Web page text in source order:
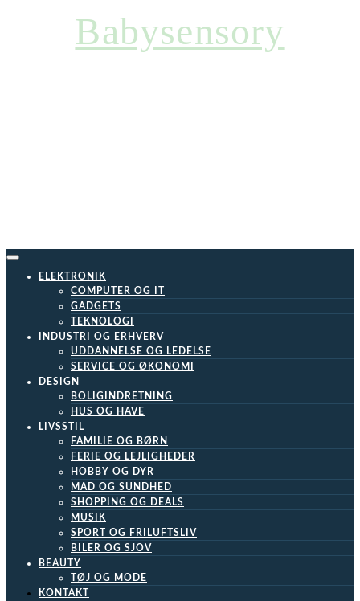
Babysensory
ELEKTRONIK
COMPUTER OG IT
GADGETS
TEKNOLOGI
INDUSTRI OG ERHVERV
UDDANNELSE OG LEDELSE
SERVICE OG ØKONOMI
DESIGN
BOLIGINDRETNING
HUS OG HAVE
LIVSSTIL
FAMILIE OG BØRN
FERIE OG LEJLIGHEDER
HOBBY OG DYR
MAD OG SUNDHED
SHOPPING OG DEALS
MUSIK
SPORT OG FRILUFTSLIV
BILER OG SJOV
BEAUTY
TØJ OG MODE
KONTAKT